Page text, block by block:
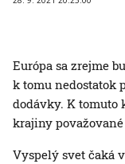
Európa sa zrejme
k tomu nedostatok
dodávky. K tomuto
krajiny
Vyspelý svet čaká